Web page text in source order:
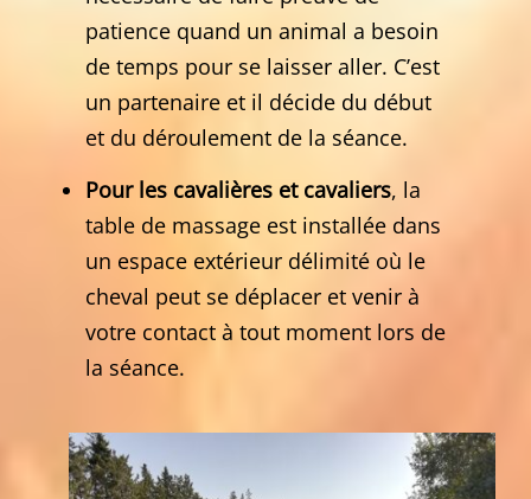
patience quand un animal a besoin
de temps pour se laisser aller. C’est
un partenaire et il décide du début
et du déroulement de la séance.
Pour les cavalières et cavaliers, la
table de massage est installée dans
un espace extérieur délimité où le
cheval peut se déplacer et venir à
votre contact à tout moment lors de
la séance.